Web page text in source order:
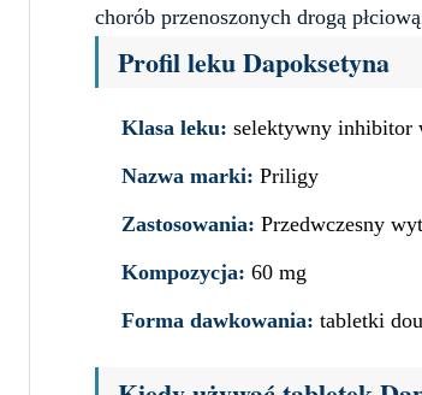
chorób przenoszonych drogą
Profil leku Dapoksetyna
Klasa leku: selektywny inhibitor
Nazwa marki: Priligy
Zastosowania: Przedwczesny
Kompozycja: 60 mg
Forma dawkowania: tabletki